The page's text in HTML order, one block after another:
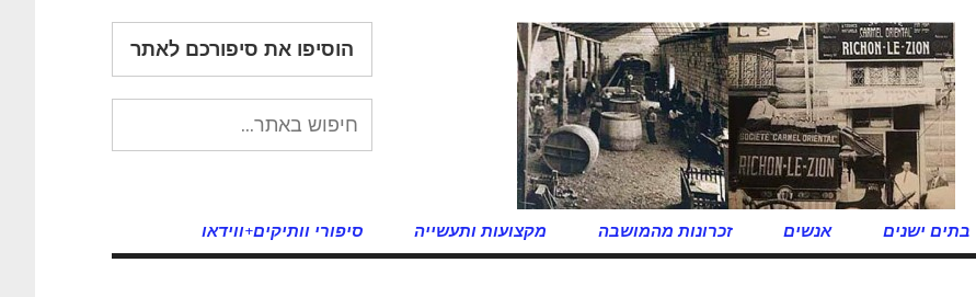
הוסיפו את סיפורכם לאתר
בתים ישנים אנשים זכרונות מהמושבה מקצועות ותעשייה סיפורי וותיקים+ווידאו